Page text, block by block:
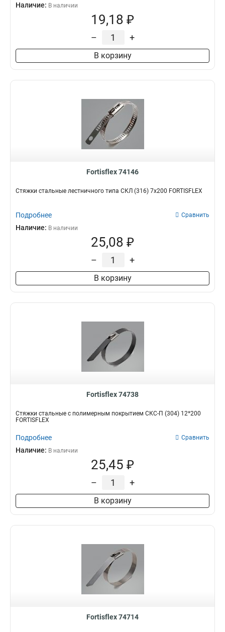
Наличие: В наличии
19,18 ₽
– +
В корзину
Fortisflex 74146
Стяжки стальные лестничного типа СКЛ (316) 7х200 FORTISFLEX
Подробнее Сравнить
Наличие: В наличии
25,08 ₽
– +
В корзину
Fortisflex 74738
Стяжки стальные с полимерным покрытием СКС-П (304) 12*200
FORTISFLEX
Подробнее Сравнить
Наличие: В наличии
25,45 ₽
– +
В корзину
Fortisflex 74714